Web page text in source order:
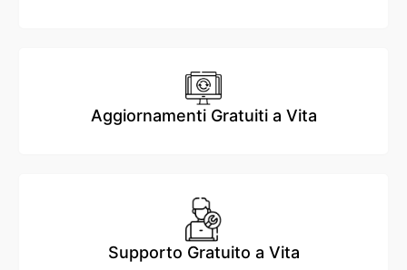
Aggiornamenti Gratuiti a Vita
Supporto Gratuito a Vita